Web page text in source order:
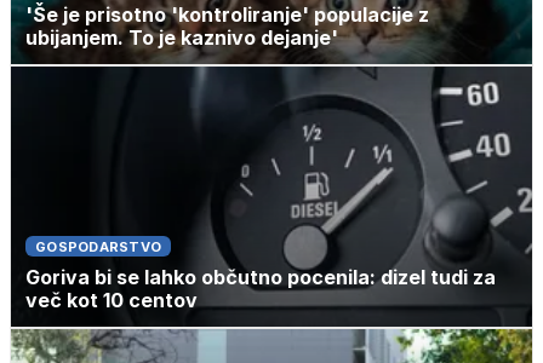
'Še je prisotno 'kontroliranje' populacije z
ubijanjem. To je kaznivo dejanje'
GOSPODARSTVO
Goriva bi se lahko občutno pocenila: dizel tudi za
več kot 10 centov